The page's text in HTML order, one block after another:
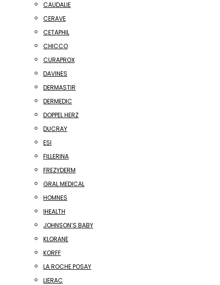
CAUDALIE
CERAVE
CETAPHIL
CHICCO
CURAPROX
DAVINES
DERMASTIR
DERMEDIC
DOPPEL HERZ
DUCRAY
ESI
FILLERINA
FREZYDERM
GRAL MEDICAL
HOMNES
IHEALTH
JOHNSON’S BABY
KLORANE
KORFF
LA ROCHE POSAY
LIERAC